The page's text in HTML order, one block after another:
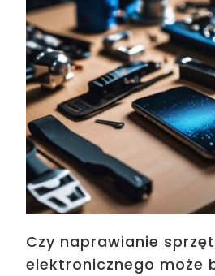
Czy naprawianie
elektronicznego może